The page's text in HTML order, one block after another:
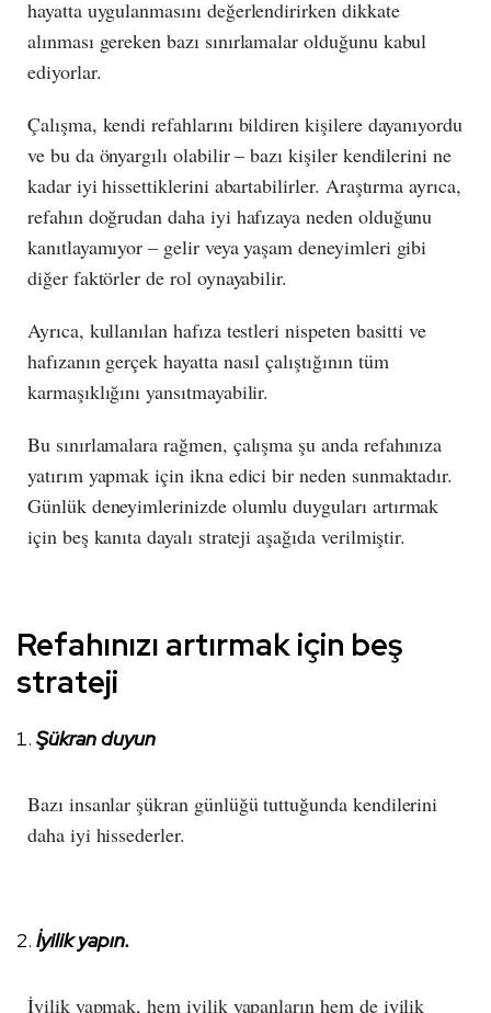
hayatta uygulanmasını değerlendirirken dikkate
alınması gereken bazı sınırlamalar olduğunu kabul
ediyorlar.
Çalışma, kendi refahlarını bildiren kişilere dayanıyordu
ve bu da önyargılı olabilir – bazı kişiler kendilerini ne
kadar iyi hissettiklerini abartabilirler. Araştırma ayrıca,
refahın doğrudan daha iyi hafızaya neden olduğunu
kanıtlayamıyor – gelir veya yaşam deneyimleri gibi
diğer faktörler de rol oynayabilir.
Ayrıca, kullanılan hafıza testleri nispeten basitti ve
hafızanın gerçek hayatta nasıl çalıştığının tüm
karmaşıklığını yansıtmayabilir.
Bu sınırlamalara rağmen, çalışma şu anda refahınıza
yatırım yapmak için ikna edici bir neden sunmaktadır.
Günlük deneyimlerinizde olumlu duyguları artırmak
için beş kanıta dayalı strateji aşağıda verilmiştir.
Refahınızı artırmak için beş
strateji
Şükran duyun
Bazı insanlar şükran günlüğü tuttuğunda kendilerini
daha iyi hissederler.
İyilik yapın.
İyilik yapmak, hem iyilik yapanların hem de iyilik